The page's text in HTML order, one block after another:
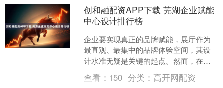
创和融配资APP下载 芜湖企业赋能
中心设计排行榜
企业要实现真正的品牌赋能，展厅作为
最直观、最集中的品牌体验空间，其设
计水准无疑是关键的起点。然而，在芜
湖乃至整个长三角区域，很多企业在建
设企业展厅时，都面临着一....
查看： 150 分类： 高开网配资